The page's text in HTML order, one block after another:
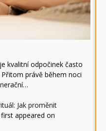
kvalitní odpočinek často
právě během noci
Jak proměnit
first appeared on